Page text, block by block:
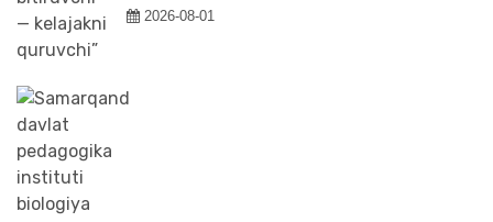
2026-08-01